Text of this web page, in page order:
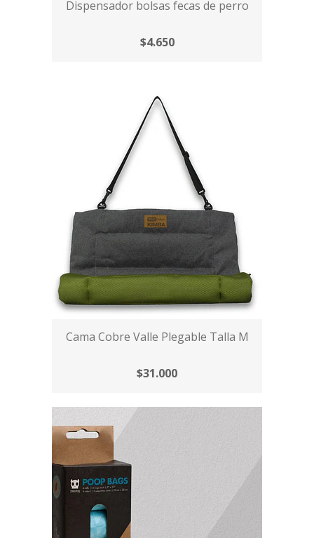
Dispensador bolsas fecas de perro
$4.650
Cama Cobre Valle Plegable Talla M
$31.000